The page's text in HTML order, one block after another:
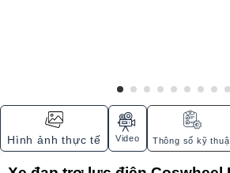
Hình ảnh thực tế Video Thông số kỹ